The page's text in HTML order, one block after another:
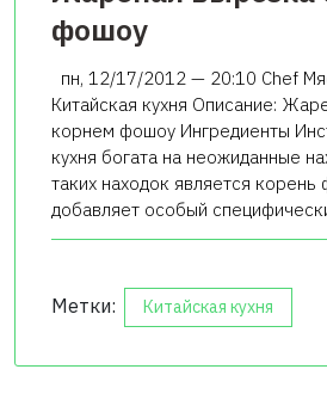
фошоу
пн, 12/17/2012 — 20:10 Chef
Китайская кухня Описание:
корнем фошоу Ингредиенты
кухня богата на неожиданные
таких находок является
добавляет особый
Метки: Китайская кухня